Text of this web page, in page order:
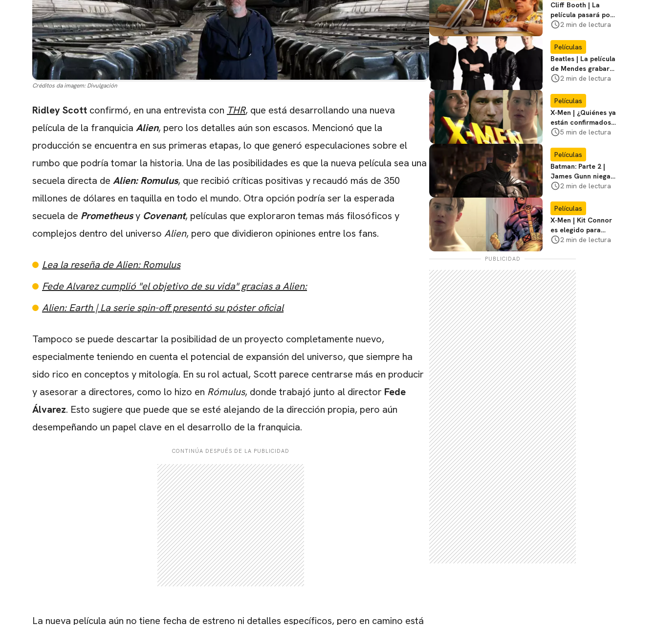
Créditos da imagem: Divulgación
Ridley Scott confirmó, en una entrevista con THR, que está desarrollando una nueva
película de la franquicia Alien, pero los detalles aún son escasos. Mencionó que la
producción se encuentra en sus primeras etapas, lo que generó especulaciones sobre el
rumbo que podría tomar la historia. Una de las posibilidades es que la nueva película sea una
secuela directa de Alien: Romulus, que recibió críticas positivas y recaudó más de 350
millones de dólares en taquilla en todo el mundo. Otra opción podría ser la esperada
secuela de Prometheusy Covenant, películas que exploraron temas más filosóficos y
complejos dentro del universo Alien, pero que dividieron opiniones entre los fans.
Lea la reseña de Alien: Romulus
Fede Alvarez cumplió "el objetivo de su vida" gracias a Alien:
Alien: Earth | La serie spin-off presentó su póster oficial
Tampoco se puede descartar la posibilidad de un proyecto completamente nuevo,
especialmente teniendo en cuenta el potencial de expansión del universo, que siempre ha
sido rico en conceptos y mitología. En su rol actual, Scott parece centrarse más en producir
y asesorar a directores, como lo hizo en Rómulus, donde trabajó junto al director Fede
Álvarez. Esto sugiere que puede que se esté alejando de la dirección propia, pero aún
desempeñando un papel clave en el desarrollo de la franquicia.
CONTINÚA DESPUÉS DE LA PUBLICIDAD
La nueva película aún no tiene fecha de estreno ni detalles específicos, pero en camino está
Cliff Booth | La
película pasará por
nuevas filmaciones
2 min de lectura
Películas
Beatles | La película
de Mendes grabará
escenas en la
2 min de lectura
Películas
X-Men | ¿Quiénes ya
están confirmados
en la película de
favoritos
5 min de lectura
Películas
Batman: Parte 2 |
James Gunn niega
que se filme la parte
2 min de lectura
Películas
X-Men | Kit Connor
es elegido para
interpretar a
película
2 min de lectura
PUBLICIDAD
CARREGANDO PUBLICIDADE